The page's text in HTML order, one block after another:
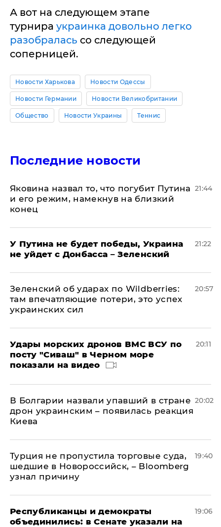
А вот на следующем этапе
турнира украинка довольно легко
разобралась со следующей
соперницей.
Новости Харькова Новости Одессы
Новости Германии Новости Великобритании
Общество Новости Украины Теннис
Последние новости
Яковина назвал то, что погубит Путина
и его режим, намекнув на близкий
конец
21:44
У Путина не будет победы, Украина
не уйдет с Донбасса – Зеленский
21:22
Зеленский об ударах по Wildberries:
там впечатляющие потери, это успех
украинских сил
20:57
Удары морских дронов ВМС ВСУ по
посту "Сиваш" в Черном море
показали на видео
20:11
В Болгарии назвали упавший в стране
дрон украинским – появилась реакция
Киева
20:02
Турция не пропустила торговые суда,
шедшие в Новороссийск, – Bloomberg
узнал причину
19:40
Республиканцы и демократы
объединились: в Сенате указали на
19:06